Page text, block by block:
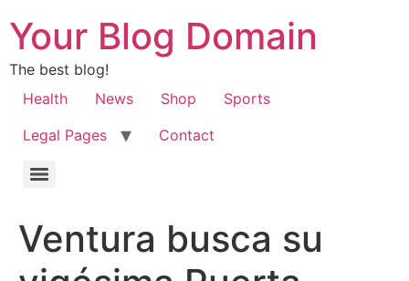
Your Blog Domain
The best blog!
Health
News Shop
Sports
Legal Pages
Contact
Ventura busca su